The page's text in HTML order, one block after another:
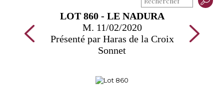
LOT 860 - LE NADURA
M. 11/02/2020
Présenté par Haras de la Croix
Sonnet